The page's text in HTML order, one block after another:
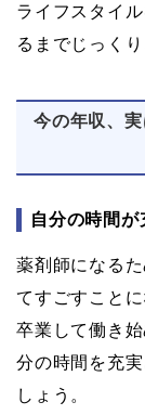
ライフスタイ
るまでじっく
今の年収、
自分の時間が
薬剤師になる
てすごすことに
卒業して働き
分の時間を充
しょう。